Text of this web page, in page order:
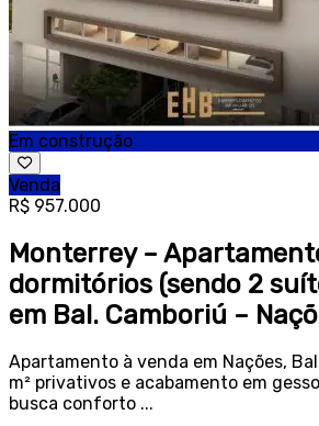
Em construção
Venda
R$ 957.000
Monterrey –
dormitórios (sendo 2
em Bal. Camboriú –
Apartamento à venda em Nações,
m² privativos e acabamento em
busca conforto ...